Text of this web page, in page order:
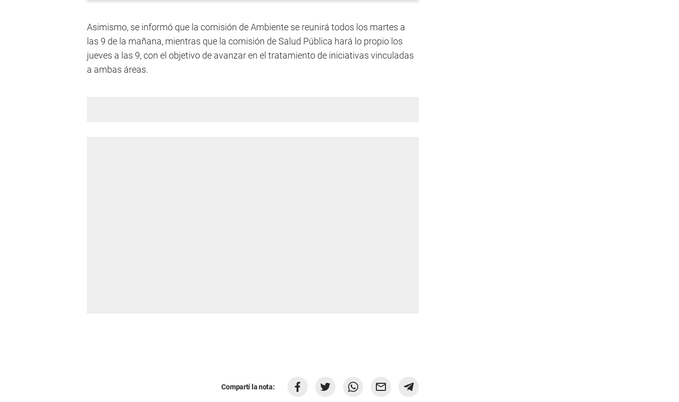
Asimismo, se informó que la comisión de Ambiente se reunirá todos los martes a
las 9 de la mañana, mientras que la comisión de Salud Pública hará lo propio los
jueves a las 9, con el objetivo de avanzar en el tratamiento de iniciativas vinculadas
a ambas áreas.
Compartí la nota: